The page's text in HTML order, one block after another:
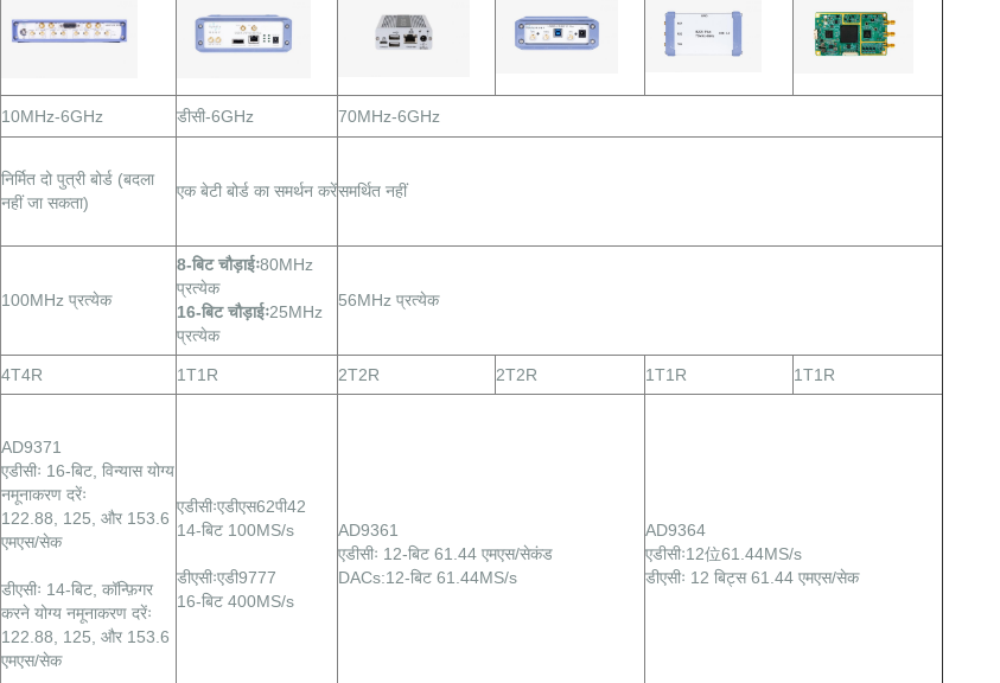
10MHz-6GHz डीसी-6GHz 70MHz-6GHz
निर्मित दो पुत्री बोर्ड (बदला
नहीं जा सकता)
एक बेटी बोर्ड का समर्थन करेंसमर्थित नहीं
100MHz प्रत्येक
8-बिट चौड़ाईः80MHz
प्रत्येक
16-बिट चौड़ाईः25MHz
प्रत्येक
56MHz प्रत्येक
4T4R 1T1R 2T2R 2T2R 1T1R 1T1R
AD9371
एडीसीः 16-बिट, विन्यास योग्य
नमूनाकरण दरेंः
122.88, 125, और 153.6
एमएस/सेक
डीएसीः 14-बिट, कॉन्फ़िगर
करने योग्य नमूनाकरण दरेंः
122.88, 125, और 153.6
एमएस/सेक
एडीसीःएडीएस62पी42
14-बिट 100MS/s
डीएसीःएडी9777
16-बिट 400MS/s
AD9361
एडीसीः 12-बिट 61.44 एमएस/सेकंड
DACs:12-बिट 61.44MS/s
AD9364
एडीसीः12位61.44MS/s
डीएसीः 12 बिट्स 61.44 एमएस/सेक